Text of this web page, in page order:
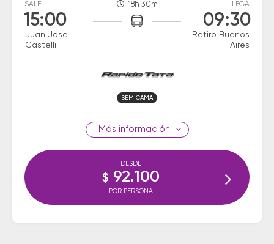
SALE
15:00
Juan Jose
Castelli
18h 30m LLEGA
09:30
Retiro Buenos
Aires
SEMICAMA
información
DESDE
$ 92.100
POR PERSONA